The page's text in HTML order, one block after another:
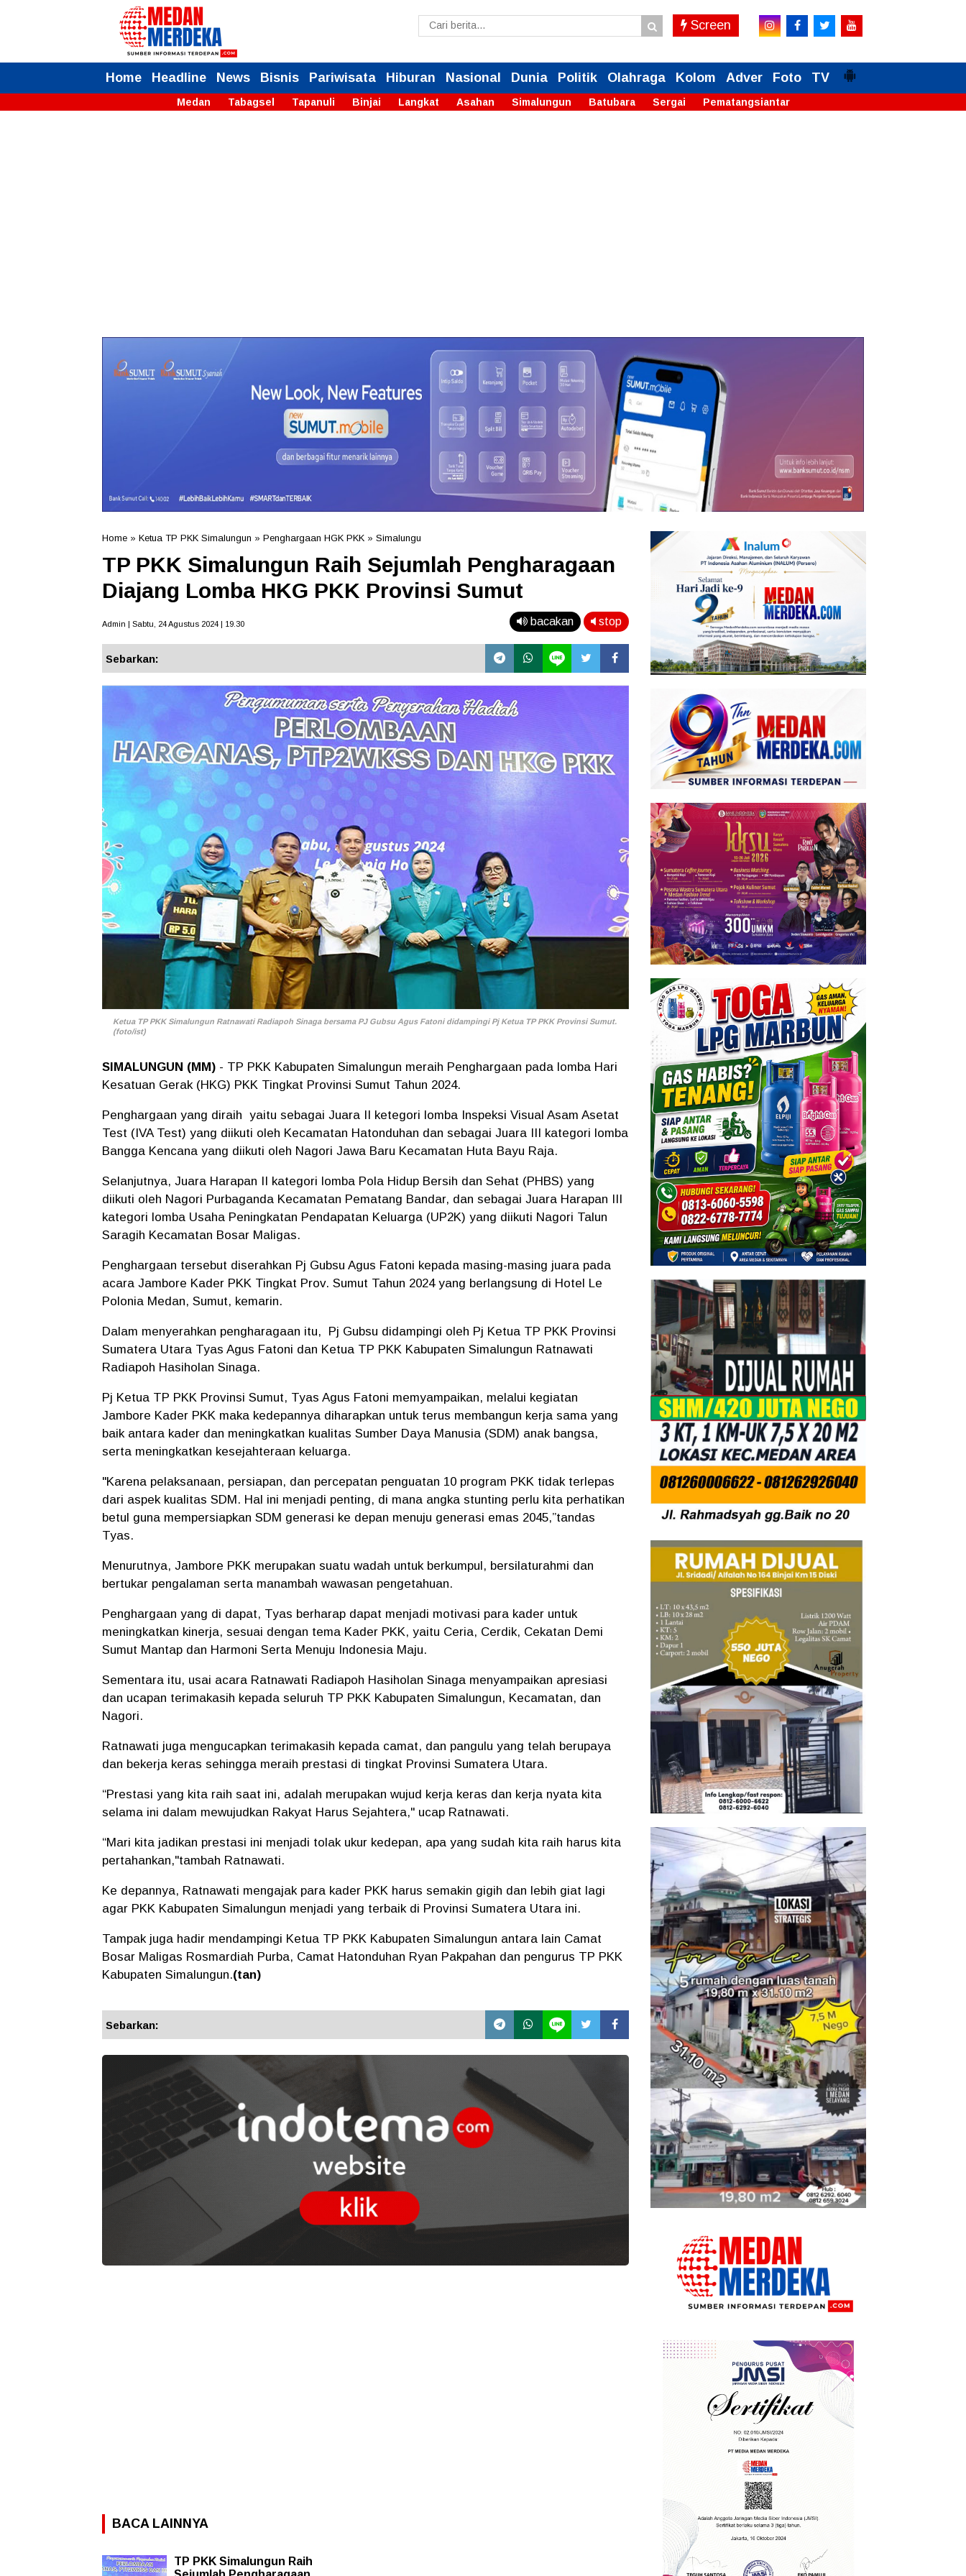
Screen
Home Headline News Bisnis Pariwisata Hiburan Nasional Dunia Politik Olahraga Kolom Adver Foto TV
Medan Tabagsel Tapanuli Binjai Langkat Asahan Simalungun Batubara Sergai Pematangsiantar
Home » Ketua TP PKK Simalungun » Penghargaan HGK PKK » Simalungu
TP PKK Simalungun Raih Sejumlah Pengharagaan
Diajang Lomba HKG PKK Provinsi Sumut
Admin | Sabtu, 24 Agustus 2024 | 19.30 bacakan stop
Sebarkan:
Ketua TP PKK Simalungun Ratnawati Radiapoh Sinaga bersama PJ Gubsu Agus Fatoni didampingi Pj Ketua TP PKK Provinsi Sumut.
(foto/ist)
SIMALUNGUN (MM) - TP PKK Kabupaten Simalungun meraih Penghargaan pada lomba Hari
Kesatuan Gerak (HKG) PKK Tingkat Provinsi Sumut Tahun 2024.
Penghargaan yang diraih yaitu sebagai Juara II ketegori lomba Inspeksi Visual Asam Asetat
Test (IVA Test) yang diikuti oleh Kecamatan Hatonduhan dan sebagai Juara III kategori lomba
Bangga Kencana yang diikuti oleh Nagori Jawa Baru Kecamatan Huta Bayu Raja.
Selanjutnya, Juara Harapan II kategori lomba Pola Hidup Bersih dan Sehat (PHBS) yang
diikuti oleh Nagori Purbaganda Kecamatan Pematang Bandar, dan sebagai Juara Harapan III
kategori lomba Usaha Peningkatan Pendapatan Keluarga (UP2K) yang diikuti Nagori Talun
Saragih Kecamatan Bosar Maligas.
Penghargaan tersebut diserahkan Pj Gubsu Agus Fatoni kepada masing-masing juara pada
acara Jambore Kader PKK Tingkat Prov. Sumut Tahun 2024 yang berlangsung di Hotel Le
Polonia Medan, Sumut, kemarin.
Dalam menyerahkan pengharagaan itu, Pj Gubsu didampingi oleh Pj Ketua TP PKK Provinsi
Sumatera Utara Tyas Agus Fatoni dan Ketua TP PKK Kabupaten Simalungun Ratnawati
Radiapoh Hasiholan Sinaga.
Pj Ketua TP PKK Provinsi Sumut, Tyas Agus Fatoni memyampaikan, melalui kegiatan
Jambore Kader PKK maka kedepannya diharapkan untuk terus membangun kerja sama yang
baik antara kader dan meningkatkan kualitas Sumber Daya Manusia (SDM) anak bangsa,
serta meningkatkan kesejahteraan keluarga.
"Karena pelaksanaan, persiapan, dan percepatan penguatan 10 program PKK tidak terlepas
dari aspek kualitas SDM. Hal ini menjadi penting, di mana angka stunting perlu kita perhatikan
betul guna mempersiapkan SDM generasi ke depan menuju generasi emas 2045,”tandas
Tyas.
Menurutnya, Jambore PKK merupakan suatu wadah untuk berkumpul, bersilaturahmi dan
bertukar pengalaman serta manambah wawasan pengetahuan.
Penghargaan yang di dapat, Tyas berharap dapat menjadi motivasi para kader untuk
meningkatkan kinerja, sesuai dengan tema Kader PKK, yaitu Ceria, Cerdik, Cekatan Demi
Sumut Mantap dan Harmoni Serta Menuju Indonesia Maju.
Sementara itu, usai acara Ratnawati Radiapoh Hasiholan Sinaga menyampaikan apresiasi
dan ucapan terimakasih kepada seluruh TP PKK Kabupaten Simalungun, Kecamatan, dan
Nagori.
Ratnawati juga mengucapkan terimakasih kepada camat, dan pangulu yang telah berupaya
dan bekerja keras sehingga meraih prestasi di tingkat Provinsi Sumatera Utara.
“Prestasi yang kita raih saat ini, adalah merupakan wujud kerja keras dan kerja nyata kita
selama ini dalam mewujudkan Rakyat Harus Sejahtera," ucap Ratnawati.
“Mari kita jadikan prestasi ini menjadi tolak ukur kedepan, apa yang sudah kita raih harus kita
pertahankan,"tambah Ratnawati.
Ke depannya, Ratnawati mengajak para kader PKK harus semakin gigih dan lebih giat lagi
agar PKK Kabupaten Simalungun menjadi yang terbaik di Provinsi Sumatera Utara ini.
Tampak juga hadir mendampingi Ketua TP PKK Kabupaten Simalungun antara lain Camat
Bosar Maligas Rosmardiah Purba, Camat Hatonduhan Ryan Pakpahan dan pengurus TP PKK
Kabupaten Simalungun.(tan)
Sebarkan:
BACA LAINNYA
TP PKK Simalungun Raih